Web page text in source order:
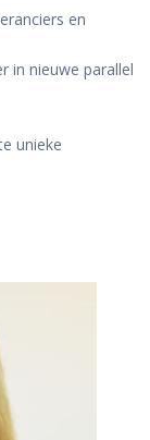
en
in nieuwe parallel
unieke